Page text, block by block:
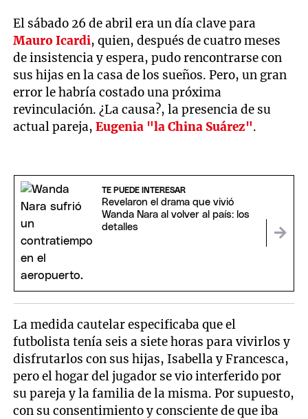
El sábado 26 de abril era un día clave para
Mauro Icardi, quien, después de cuatro meses
de insistencia y espera, pudo rencontrarse con
sus hijas en la casa de los sueños. Pero, un gran
error le habría costado una próxima
revinculación. ¿La causa?, la presencia de su
actual pareja, Eugenia "la China Suárez".
TE PUEDE INTERESAR
Revelaron el drama que vivió
Wanda Nara al volver al país: los
detalles
La medida cautelar especificaba que el
futbolista tenía seis a siete horas para vivirlos y
disfrutarlos con sus hijas, Isabella y Francesca,
pero el hogar del jugador se vio interferido por
su pareja y la familia de la misma. Por supuesto,
con su consentimiento y consciente de que iba